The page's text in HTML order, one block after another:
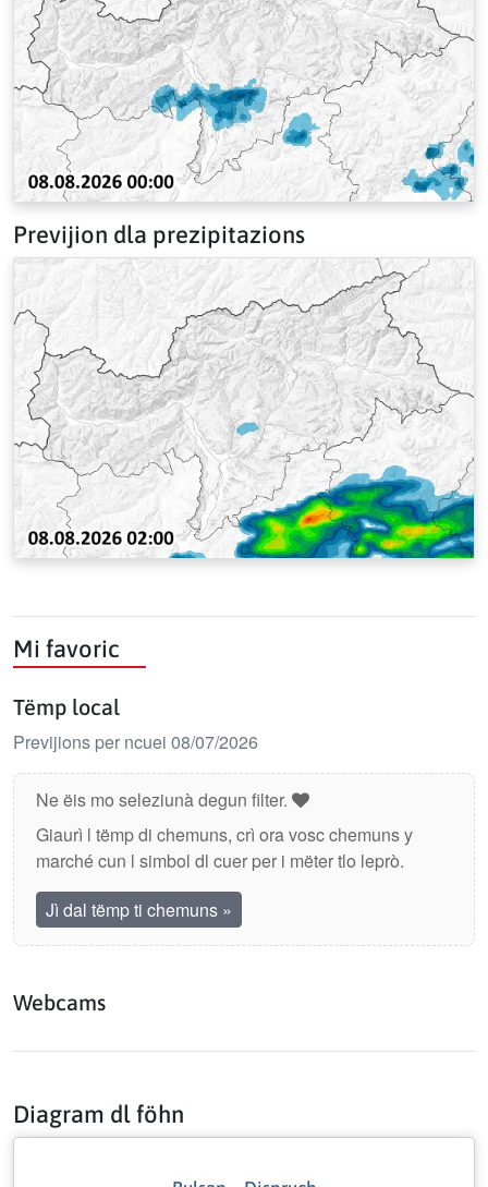
Previjion dla prezipitazions
Mi favoric
Tëmp local
Previjions per ncuei 08/07/2026
Ne ëis mo seleziunà degun filter.
Giaurì l tëmp di chemuns, crì ora vosc chemuns y
marché cun l simbol dl cuer per i mëter tlo leprò.
Jì dal tëmp ti chemuns »
Webcams
Diagram dl föhn